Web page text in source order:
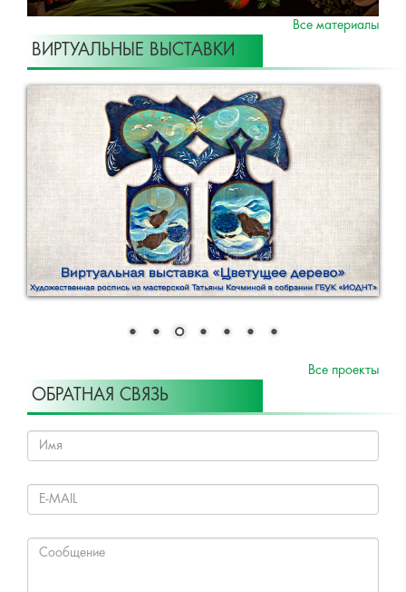
Все материалы
ВИРТУАЛЬНЫЕ ВЫСТАВКИ
Все проекты
ОБРАТНАЯ СВЯЗЬ